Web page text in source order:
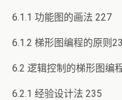
6.1.1 功能图的画法 227
6.1.2 梯形图编程的原则
6.2 逻辑控制的梯形图编
6.2.1 经验设计法 235